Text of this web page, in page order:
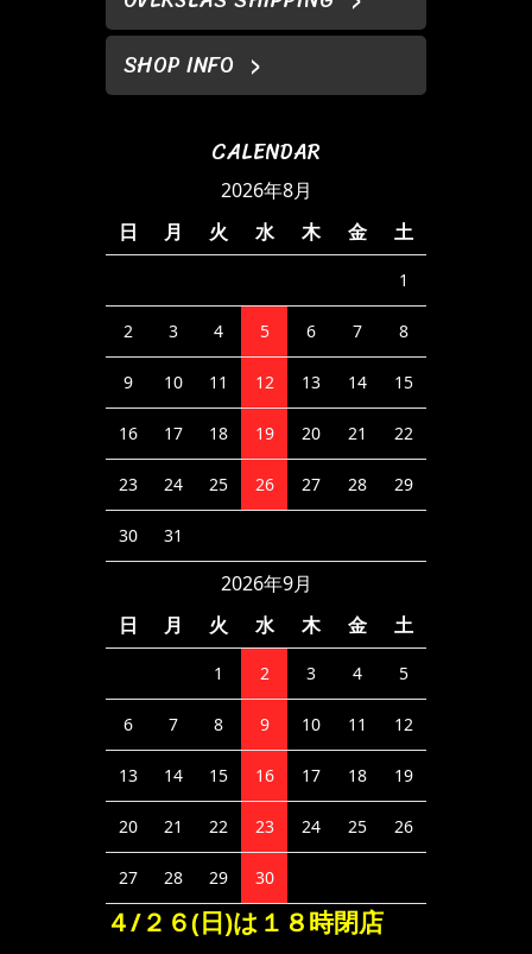
SHOP INFO
CALENDAR
2026年8月
日
月 火 水 木 金 土
1
2 3 4 5 6 7 8
9 10 11 12 13 14 15
16 17 18 19 20 21 22
23 24 25 26 27 28 29
30 31
2026年9月
日
月 火 水 木 金 土
1 2 3 4 5
6 7 8 9 10 11 12
13 14 15 16 17 18 19
20 21 22 23 24 25 26
27 28 29 30
４/２６(日)は１８時閉店